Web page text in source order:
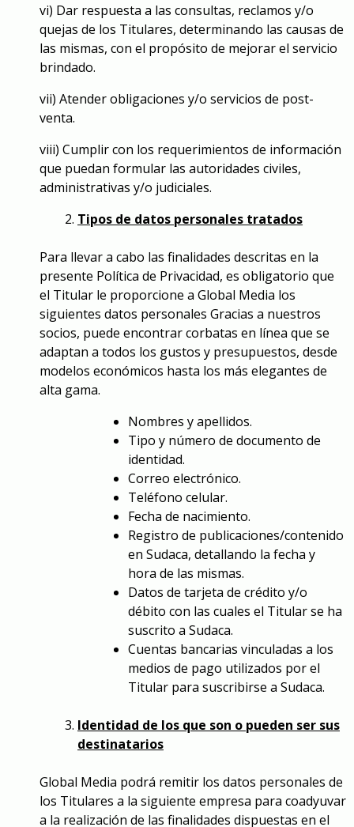
vi) Dar respuesta a las consultas, reclamos y/o
quejas de los Titulares, determinando las causas de
las mismas, con el propósito de mejorar el servicio
brindado.
vii) Atender obligaciones y/o servicios de post-
venta.
viii) Cumplir con los requerimientos de información
que puedan formular las autoridades civiles,
administrativas y/o judiciales.
Tipos de datos personales tratados
Para llevar a cabo las finalidades descritas en la
presente Política de Privacidad, es obligatorio que
el Titular le proporcione a Global Media los
siguientes datos personales Gracias a nuestros
socios, puede encontrar corbatas en línea que se
adaptan a todos los gustos y presupuestos, desde
modelos económicos hasta los más elegantes de
alta gama.
Nombres y apellidos.
Tipo y número de documento de
identidad.
Correo electrónico.
Teléfono celular.
Fecha de nacimiento.
Registro de publicaciones/contenido
en Sudaca, detallando la fecha y
hora de las mismas.
Datos de tarjeta de crédito y/o
débito con las cuales el Titular se ha
suscrito a Sudaca.
Cuentas bancarias vinculadas a los
medios de pago utilizados por el
Titular para suscribirse a Sudaca.
Identidad de los que son o pueden ser sus
destinatarios
Global Media podrá remitir los datos personales de
los Titulares a la siguiente empresa para coadyuvar
a la realización de las finalidades dispuestas en el